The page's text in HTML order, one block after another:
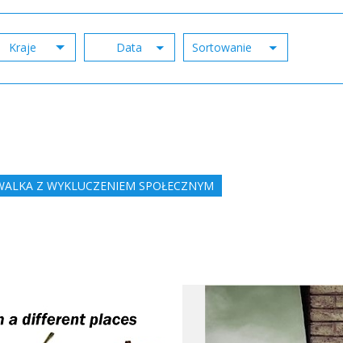
Kraje
Z WYKLUCZENIEM SPOŁECZNYM